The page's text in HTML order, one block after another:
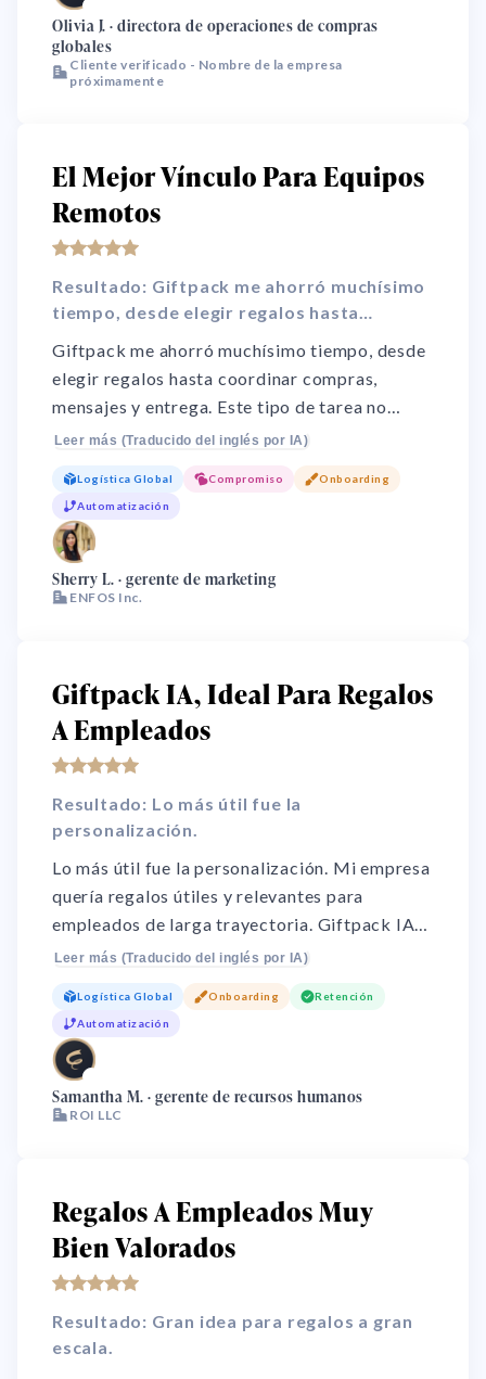
eficiencia presupuestaria, desempeño de
entrega e impacto de negocio.
🌏
Olivia J. · directora de operaciones de compras
globales
Cliente verificado - Nombre de la empresa
próximamente
El Mejor Vínculo Para Equipos
Remotos
Resultado: Giftpack me ahorró muchísimo
tiempo, desde elegir regalos hasta
Giftpack me ahorró muchísimo tiempo, desde
elegir regalos hasta coordinar compras,
mensajes y entrega. Este tipo de tarea no
encaja bien en la rutina laboral. Además, con
clave en persona es difícil. Giftpack me ayuda
a mantener el compromiso con un servicio
único.
Leer más (Traducido del inglés por IA)
Logística Global Compromiso Onboarding
Automatización
🌏
Sherry L. · gerente de marketing
ENFOS Inc.
Giftpack IA, Ideal Para Regalos
A Empleados
Resultado: Lo más útil fue la
personalización.
Lo más útil fue la personalización. Mi empresa
quería regalos útiles y relevantes para
empleados de larga trayectoria. Giftpack IA
les ofreció varias opciones para elegir, así que
producto es fácil de usar y gestiona los
correos de seguimiento en cada paso. Como
muchos empleados son independientes, el
email fue el mejor canal.
Leer más (Traducido del inglés por IA)
Logística Global Onboarding Retención
Automatización
🌏
Samantha M. · gerente de recursos humanos
ROI LLC
Regalos A Empleados Muy
Bien Valorados
Resultado: Gran idea para regalos a gran
escala.